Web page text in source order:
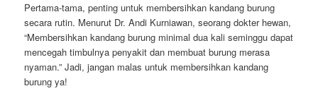
Pertama-tama, penting untuk membersihkan kandang burung
secara rutin. Menurut Dr. Andi Kurniawan, seorang dokter hewan,
“Membersihkan kandang burung minimal dua kali seminggu dapat
mencegah timbulnya penyakit dan membuat burung merasa
nyaman.” Jadi, jangan malas untuk membersihkan kandang
burung ya!